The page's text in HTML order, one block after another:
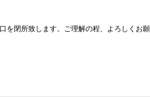
閉所致します。ご理解の程、よろしくお願